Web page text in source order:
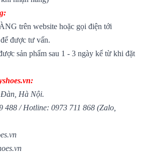
trên website hoặc gọi điện tới
được tư vấn.
sản phẩm sau 1 - 3 ngày kể từ khi đặt
Hà Nội.
/ Hotline: 0973 711 868 (Zalo,